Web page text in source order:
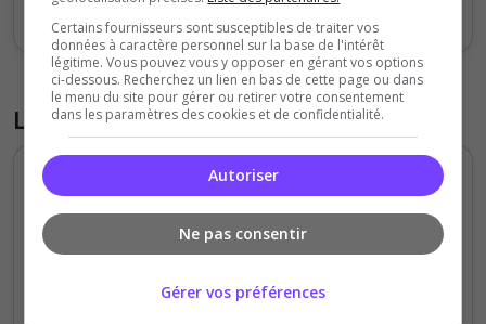
Clics
Liste des avis du serveur
Marcantoine29_yt
5/5
Certains fournisseurs sont susceptibles de traiter vos
données à caractère personnel sur la base de l'intérêt
légitime. Vous pouvez vous y opposer en gérant vos options
ci-dessous. Recherchez un lien en bas de cette page ou dans
le menu du site pour gérer ou retirer votre consentement
dans les paramètres des cookies et de confidentialité.
Autoriser
Ne pas consentir
Gérer vos préférences